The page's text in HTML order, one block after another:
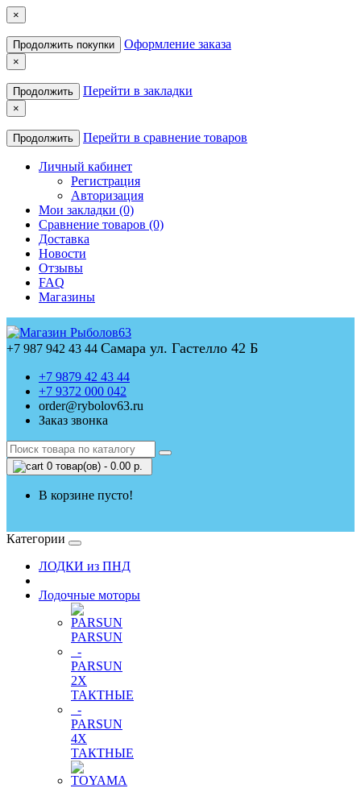
×
Продолжить покупки Оформление заказа
×
Продолжить Перейти в закладки
×
Продолжить Перейти в сравнение товаров
Личный кабинет
Регистрация
Авторизация
Мои закладки (0)
Сравнение товаров (0)
Доставка
Новости
Отзывы
FAQ
Магазины
+7 987 942 43 44 Самара ул. Гастелло 42 Б
+7 9879 42 43 44
+7 9372 000 042
order@rybolov63.ru
Заказ звонка
0 товар(ов) - 0.00 р.
В корзине пусто!
Категории
ЛОДКИ из ПНД
Лодочные моторы
PARSUN
-
PARSUN
2Х
ТАКТНЫЕ
-
PARSUN
4Х
ТАКТНЫЕ